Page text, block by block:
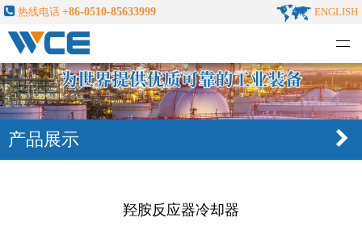
热线电话 +86-0510-85633999 ENGLISH
无锡化工装备股份有限公司
产品展示
羟胺反应器冷却器